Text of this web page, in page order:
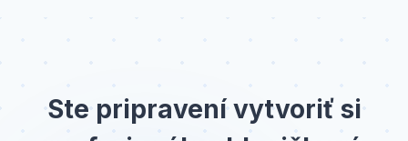
Ste pripravení vytvoriť si